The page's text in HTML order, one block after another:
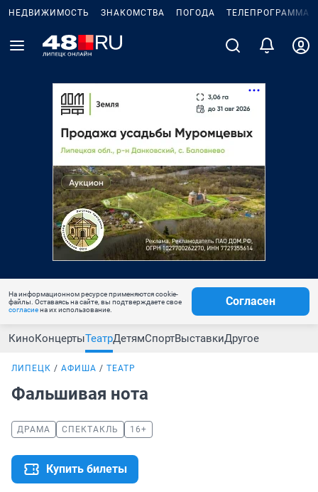
НЕДВИЖИМОСТЬ ЗНАКОМСТВА ПОГОДА ТЕЛЕПРОГРАММА
На информационном ресурсе применяются cookie-
файлы. Оставаясь на сайте, вы подтверждаете свое
согласиена их использование.
Согласен
КиноКонцертыТеатрДетямСпортВыставкиДругое
ЛИПЕЦК АФИША ТЕАТР
Фальшивая нота
ДРАМА СПЕКТАКЛЬ 16+
Купить билеты